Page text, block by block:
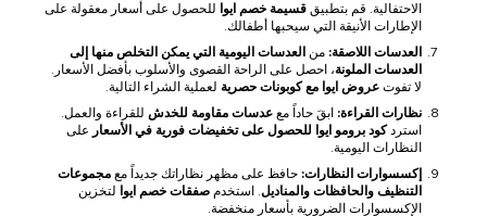
الاحتفالية. قم بتطبيق قسيمة خصم ايوا
للحصول على أسعار معقولة على
الإطارات الأنيقة التي سيحبها أطفالك.
العدسات اللاصقة: من
العدسات اليومية التي يمكن التخلص منها إلى
العدسات الملونة، احصل على الراحة القصوى والأسلوب بأفضل الأسعار.
لا تفوت عروض ايوا مع كوبونات حصرية لعملية الشراء التالية.
نظارات القراءة: ابقَ حاداً مع عدسات مقاومة للخدش للقراءة والعمل.
استردكود برومو ايوا للحصول على تخفيضات فورية في الأسعار على
النظارات اليومية.
إكسسوارات النظارات: حافظ على مظهر نظاراتك جديداً مع مجموعات
التنظيف والحافظات والمناديل . استخدم صفقات خصم ايوا
لتخزين
الإكسسوارات الضرورية بأسعار منخفضة.